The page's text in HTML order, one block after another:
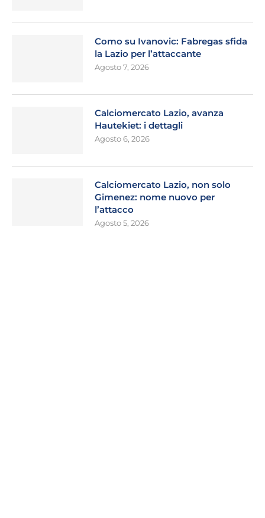
Como su Ivanovic: Fabregas sfida
la Lazio per l’attaccante
Agosto 7, 2026
Calciomercato Lazio, avanza
Hautekiet: i dettagli
Agosto 6, 2026
Calciomercato Lazio, non solo
Gimenez: nome nuovo per
l’attacco
Agosto 5, 2026